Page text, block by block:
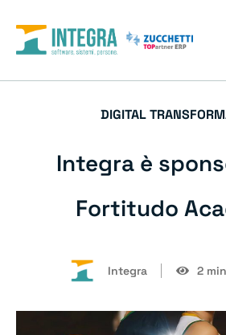
DIGITAL
Integra è
Fortitudo
Integra 2